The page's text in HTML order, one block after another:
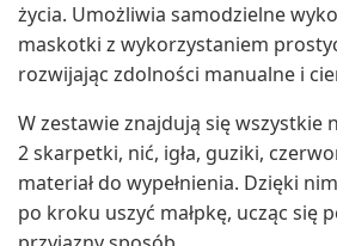
życia. Umożliwia samodzielne
maskotki z wykorzystaniem
rozwijając zdolności manualne i
W zestawie znajdują się wszystkie
2 skarpetki, nić, igła, guziki,
materiał do wypełnienia. Dzięki
po kroku uszyć małpkę, ucząc się